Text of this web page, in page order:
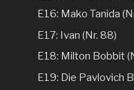
E16: Mako Tanida
E17: Ivan (Nr. 88)
E18: Milton Bobbit
E19: Die Pavlovich